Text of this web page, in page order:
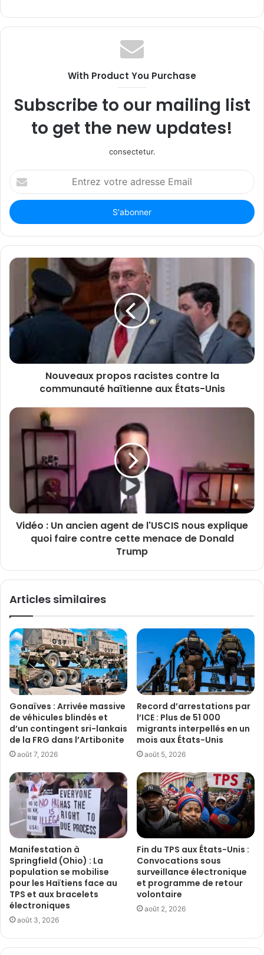
With Product You Purchase
Subscribe to our mailing list
to get the new updates!
consectetur.
Entrez
votre
adresse
Email
Nouveaux propos racistes contre la
communauté haïtienne aux États-Unis
Vidéo : Un ancien agent de l'USCIS nous explique
quoi faire contre cette menace de Donald
Trump
Articles similaires
Gonaïves : Arrivée massive
de véhicules blindés et
d’un contingent sri-lankais
de la FRG dans l’Artibonite
août 7, 2026
Record d’arrestations par
l’ICE : Plus de 51 000
migrants interpellés en un
mois aux États-Unis
août 5, 2026
Manifestation à
Springfield (Ohio) : La
population se mobilise
pour les Haïtiens face au
TPS et aux bracelets
électroniques
août 3, 2026
Fin du TPS aux États-Unis :
Convocations sous
surveillance électronique
et programme de retour
volontaire
août 2, 2026